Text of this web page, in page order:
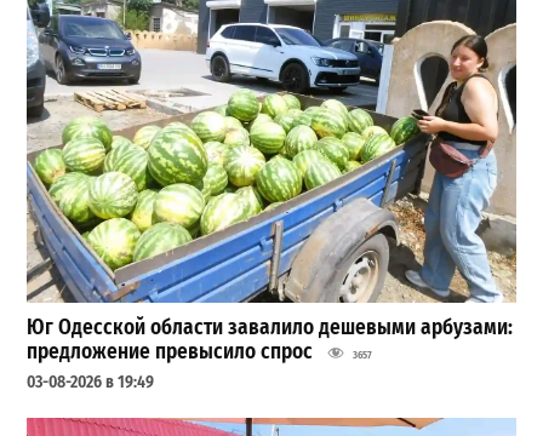
Юг Одесской области завалило дешевыми арбузами:
предложение превысило спрос
3657
03-08-2026 в 19:49